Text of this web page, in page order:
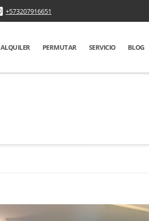
+573207916651
ALQUILER PERMUTAR SERVICIO BLOG